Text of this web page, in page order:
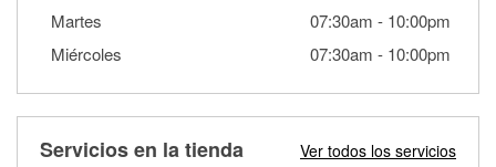
Martes
07:30am - 10:00pm
Miércoles
07:30am - 10:00pm
Servicios en la tienda Ver todos los servicios